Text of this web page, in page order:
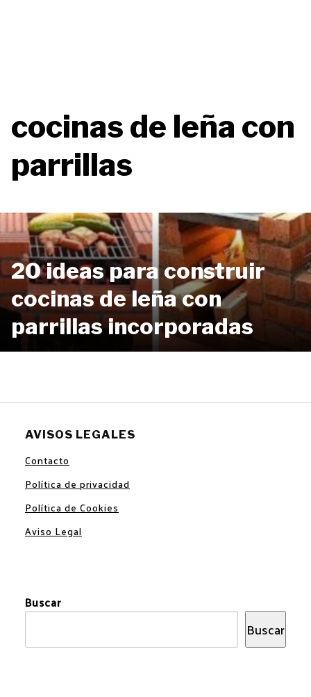
cocinas de leña con
parrillas
20 ideas para construir
cocinas de leña con
parrillas incorporadas
AVISOS LEGALES
Contacto
Política de privacidad
Política de Cookies
Aviso Legal
Buscar
Buscar